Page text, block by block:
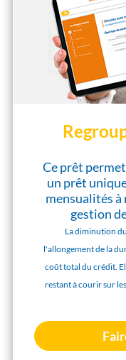
Ce prêt
un prêt
mensualités
gestion
La diminution
l'allongement de la
coût total du crédit.
restant à courir sur